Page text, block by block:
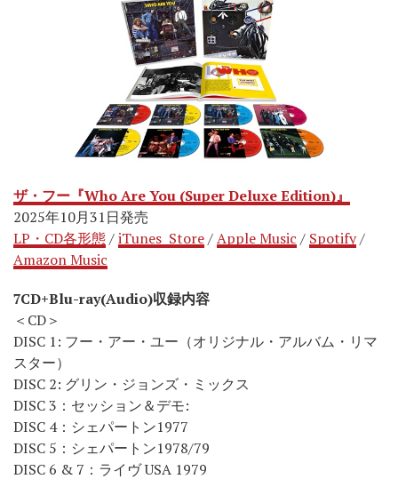
ザ・フー『Who Are You (Super Deluxe Edition)』
2025年10月31日発売
LP・CD各形態/iTunes Store/Apple Music / Spotify/
Amazon Music
7CD+Blu-ray(Audio)収録内容
＜CD＞
DISC 1: フー・アー・ユー（オリジナル・アルバム・リマ
スター）
DISC 2: グリン・ジョンズ・ミックス
DISC 3：セッション＆デモ:
DISC 4：シェパートン1977
DISC 5：シェパートン1978/79
DISC 6 & 7：ライヴ USA 1979